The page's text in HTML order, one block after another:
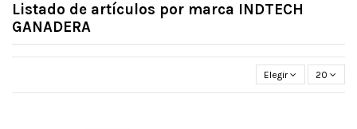
Listado de artículos por marca INDTECH
GANADERA
Elegir 20